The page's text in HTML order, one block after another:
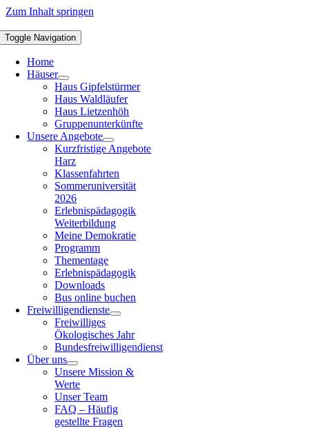
Zum Inhalt springen
Toggle Navigation
Home
Häuser
Haus Gipfelstürmer
Haus Waldläufer
Haus Lietzenhöh
Gruppenunterkünfte
Unsere Angebote
Kurzfristige Angebote
Harz
Klassenfahrten
Sommeruniversität
2026
Erlebnispädagogik
Weiterbildung
Meine Demokratie
Programm
Thementage
Erlebnispädagogik
Downloads
Bus online buchen
Freiwilligendienste
Freiwilliges
Ökologisches Jahr
Bundesfreiwilligendienst
Über uns
Unsere Mission &
Werte
Unser Team
FAQ – Häufig
gestellte Fragen